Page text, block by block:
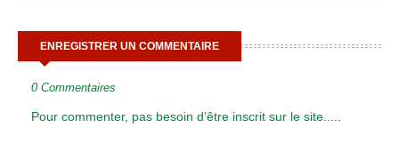
ENREGISTRER UN COMMENTAIRE
0 Commentaires
Pour commenter, pas besoin d’être inscrit sur le site.....